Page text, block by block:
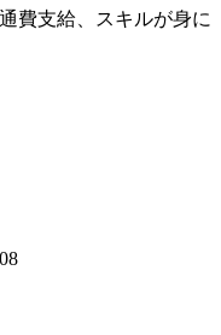
費支給、スキルが身に